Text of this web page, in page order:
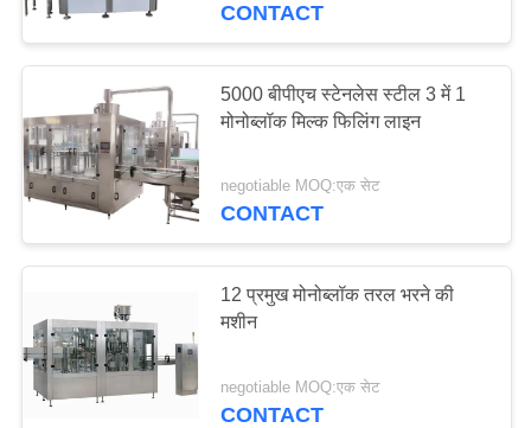
CONTACT
5000 बीपीएच स्टेनलेस स्टील 3 में 1
मोनोब्लॉक मिल्क फिलिंग लाइन
negotiable MOQ:एक सेट
CONTACT
12 प्रमुख मोनोब्लॉक तरल भरने की
मशीन
negotiable MOQ:एक सेट
CONTACT